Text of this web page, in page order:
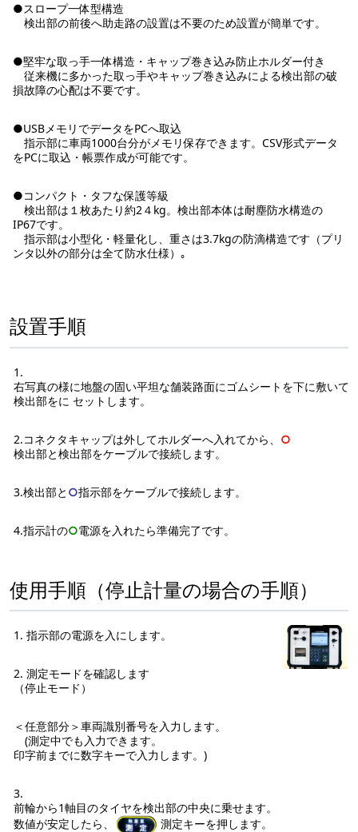
●スロープ一体型構造
検出部の前後へ助走路の設置は不要のため設置が簡単です。
●堅牢な取っ手一体構造・キャップ巻き込み防止ホルダー付き
従来機に多かった取っ手やキャップ巻き込みによる検出部の破
損故障の心配は不要です。
●USBメモリでデータをPCへ取込
指示部に車両1000台分がメモリ保存できます。CSV形式データ
をPCに取込・帳票作成が可能です。
●コンパクト・タフな保護等級
検出部は１枚あたり約2４kg。検出部本体は耐塵防水構造の
IP67です。
指示部は小型化・軽量化し、重さは3.7kgの防滴構造です（プリ
ンタ以外の部分は全て防水仕様）｡
設置手順
1.
右写真の様に地盤の固い平坦な舗装路面にゴムシートを下に敷いて
検出部をに セットします。
2.コネクタキャップは外してホルダーへ入れてから、 ○
検出部と検出部をケーブルで接続します。
3.検出部と ○指示部をケーブルで接続します。
4.指示計の○電源を入れたら準備完了です。
使用手順（停止計量の場合の手順）
1. 指示部の電源を入にします。
2. 測定モードを確認します
（停止モード）
＜任意部分＞車両識別番号を入力します。
(測定中でも入力できます。
印字前までに数字キーで入力します。)
3.
前輪から1軸目のタイヤを検出部の中央に乗せます。
数値が安定したら、
測定キーを押します。